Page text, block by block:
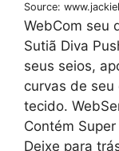
Source:
WebCom seu
Sutiã Diva
seus seios,
curvas de
tecido.
Contém
Deixe para